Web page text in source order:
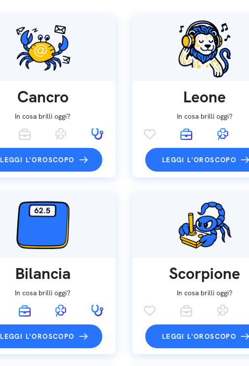
Cancro
In cosa brilli oggi?
LEGGI L'OROSCOPO
Leone
In cosa brilli oggi?
LEGGI L'OROSCOPO
Bilancia
In cosa brilli oggi?
LEGGI L'OROSCOPO
Scorpione
In cosa brilli oggi?
LEGGI L'OROSCOPO